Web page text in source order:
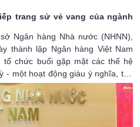
trang sử vẻ vang của ngành
Ngân hàng Nhà nước (NHNN),
thành lập Ngân hàng Việt Nam
tổ chức buổi gặp mặt các thế hệ
- một hoạt động giàu ý nghĩa, thể
nguồn”, tri ân và phát huy giá trị
hàng.